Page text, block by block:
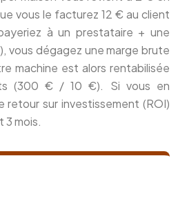
vous le facturez 12 € au client
à un prestataire + une
vous dégagez une marge brute
machine est alors rentabilisée
(300 € / 10 €). Si vous en
retour sur investissement (ROI)
mois.